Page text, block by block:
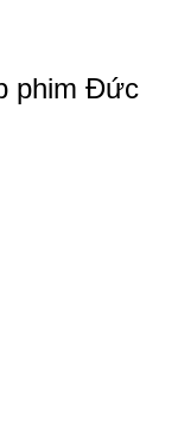
phim Đức
đơn, màu đỏ số